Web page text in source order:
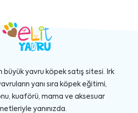
büyük yavru köpek satış sitesi. Irk
yanı sıra köpek eğitimi,
kuaförü, mama ve aksesuar
yanınızda.